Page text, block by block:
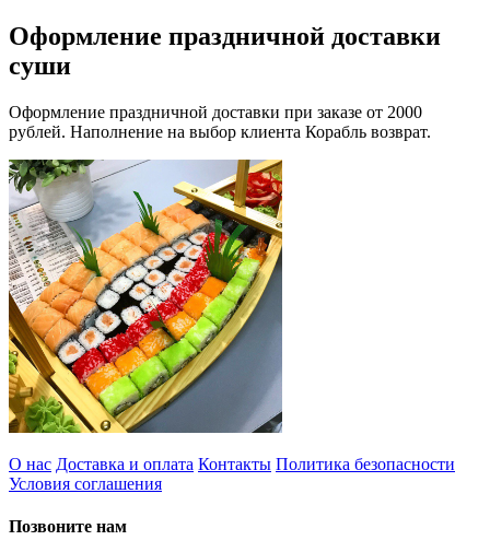
Оформление праздничной доставки
суши
Оформление праздничной доставки при заказе от 2000
рублей. Наполнение на выбор клиента Корабль возврат.
О нас Доставка и оплата Контакты Политика безопасности
Условия соглашения
Позвоните нам